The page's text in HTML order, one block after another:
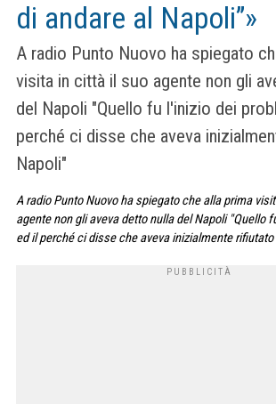
di andare al Napoli”»
A radio Punto Nuovo ha spiegato
visita in città il suo agente non gli
del Napoli "Quello fu l'inizio dei
perché ci disse che aveva
Napoli"
A radio Punto Nuovo ha spiegato che alla prima
agente non gli aveva detto nulla del Napoli "Quello
ed il perché ci disse che aveva inizialmente